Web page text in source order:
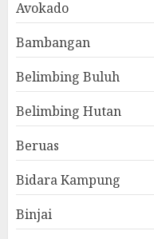
Avokado
Bambangan
Belimbing Buluh
Belimbing Hutan
Beruas
Bidara Kampung
Binjai